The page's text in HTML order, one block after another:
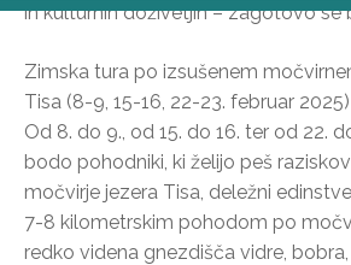
in kulturnih doživetjih – zagotovo se
Zimska tura po izsušenem
Tisa (8-9, 15-16, 22-23. februar 2025)
Od 8. do 9., od 15. do 16. ter od 22.
bodo pohodniki, ki želijo peš
močvirje jezera Tisa, deležni
7-8 kilometrskim pohodom po
redko videna gnezdišča vidre,